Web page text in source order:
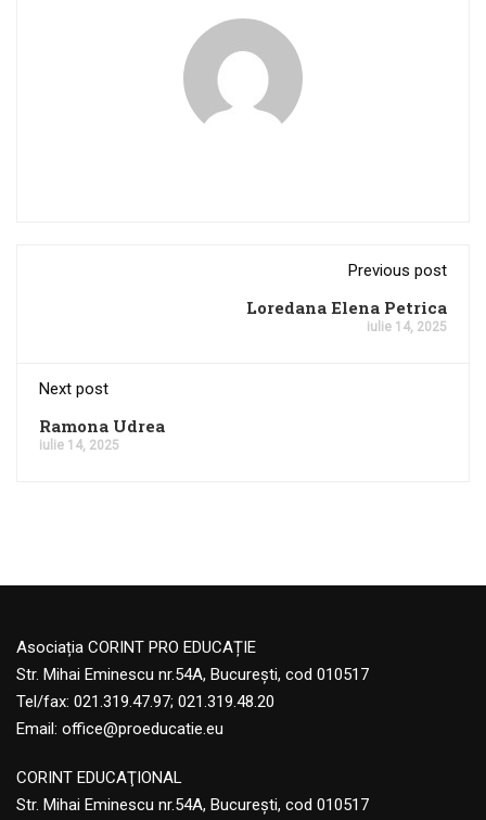
Previous post
Loredana Elena Petrica
iulie 14, 2025
Next post
Ramona Udrea
iulie 14, 2025
Asociația CORINT PRO EDUCAȚIE
Str. Mihai Eminescu nr.54A, București, cod 010517
Tel/fax: 021.319.47.97; 021.319.48.20
Email: office@proeducatie.eu
CORINT EDUCAŢIONAL
Str. Mihai Eminescu nr.54A, Bucureşti, cod 010517